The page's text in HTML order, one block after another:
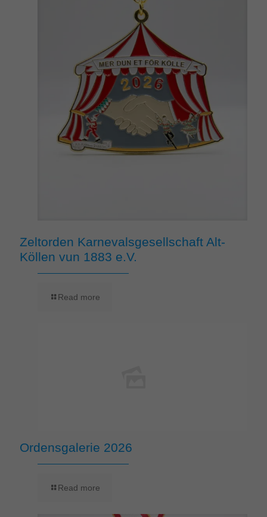
Zeltorden Karnevalsgesellschaft Alt-
Köllen vun 1883 e.V.
Read more
Ordensgalerie 2026
Read more